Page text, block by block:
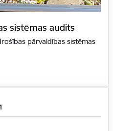
sistēmas audits
pārvaldības sistēmas